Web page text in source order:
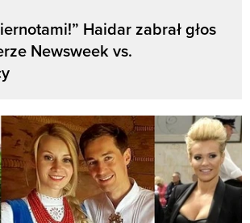
Haidar zabrał głos
Newsweek vs.